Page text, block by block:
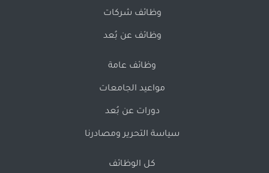
وظائف شركات
وظائف عن بُعد
وظائف عامة
مواعيد الجامعات
دورات عن بُعد
سياسة التحرير ومصادرنا
كل الوظائف